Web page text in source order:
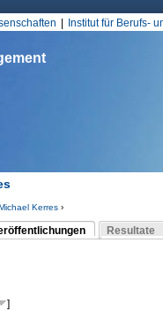
Institut für Berufs-
Kerres›
Reiter)
Resultate
]